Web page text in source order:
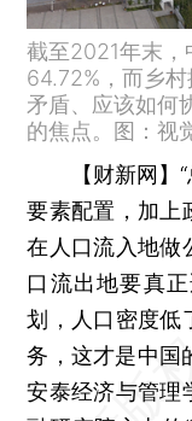
截至2021年末，
64.72%，而乡
矛盾、应该如何
的焦点。图：视
【财新网】
要素配置，加上
在人口流入地做
口流出地要真
划，人口密度低
务，这才是中国
安泰经济与管理